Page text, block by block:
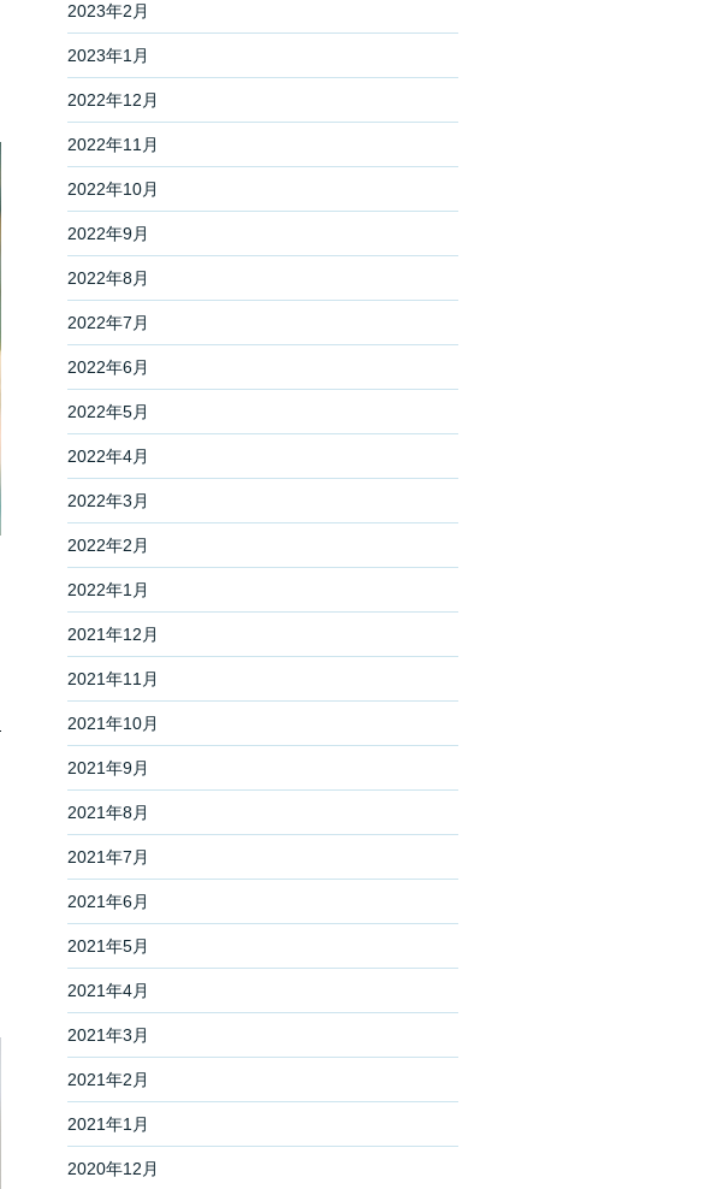
2023年2月
2023年1月
2022年12月
2022年11月
2022年10月
2022年9月
2022年8月
2022年7月
2022年6月
2022年5月
2022年4月
2022年3月
2022年2月
2022年1月
2021年12月
2021年11月
2021年10月
2021年9月
2021年8月
2021年7月
2021年6月
2021年5月
2021年4月
2021年3月
2021年2月
2021年1月
2020年12月